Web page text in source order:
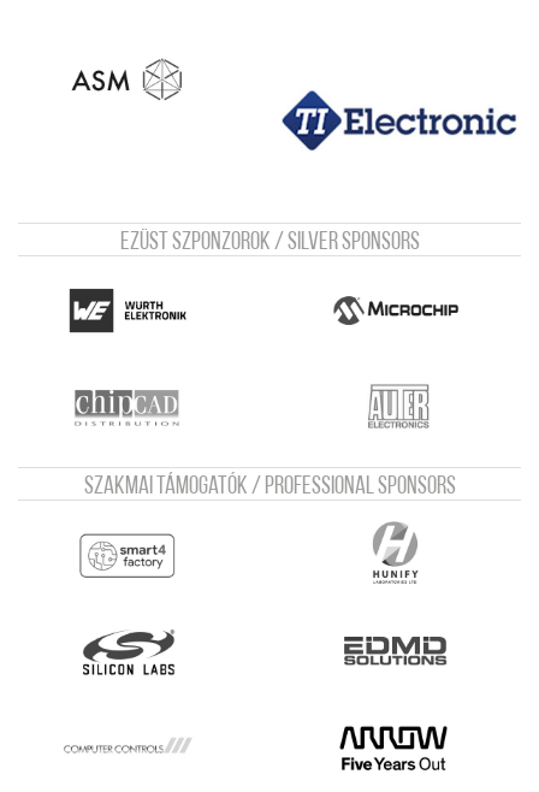
Ezüst szponzorok / Silver sponsors
Szakmai támogatók / Professional sponsors